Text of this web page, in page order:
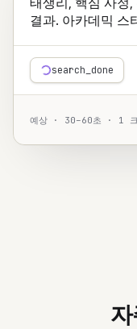
결과. 아카데믹 스
image_starting
예상 · 30–60초 · 1 크